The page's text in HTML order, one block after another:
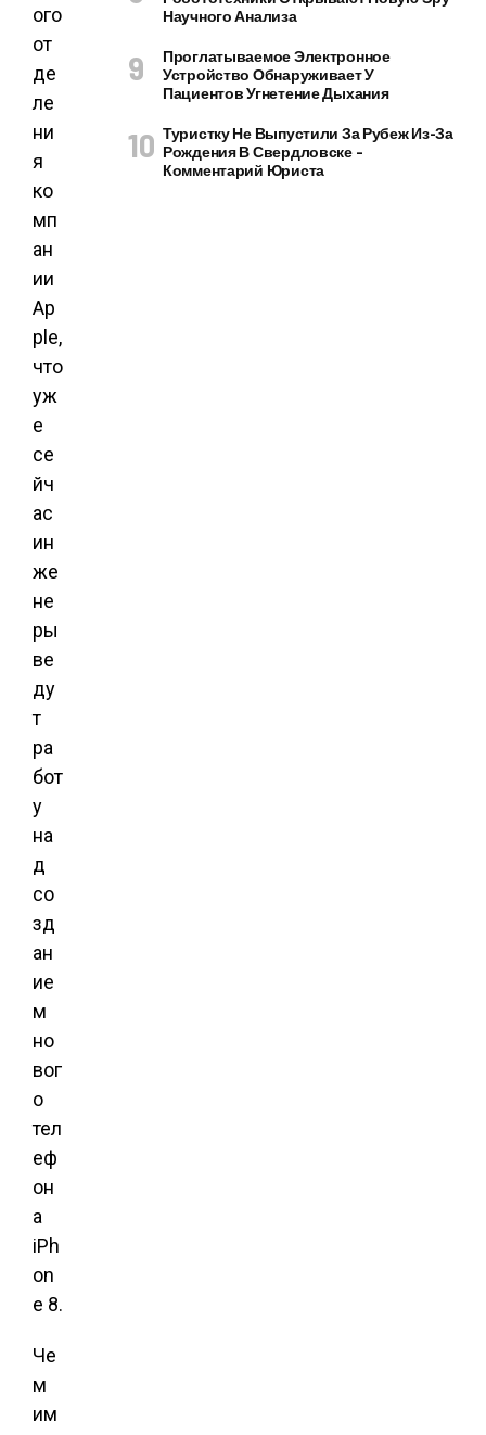
ого
от
де
ле
ни
я
ко
мп
ан
ии
Ap
ple,
что
уж
е
се
йч
ас
ин
же
не
ры
ве
ду
т
ра
бот
у
на
д
со
зд
ан
ие
м
но
вог
о
тел
еф
он
а
iPh
on
e 8.
Че
м
им
Научного Анализа
Проглатываемое Электронное
Устройство Обнаруживает У
Пациентов Угнетение Дыхания
Туристку Не Выпустили За Рубеж Из-За
Рождения В Свердловске –
Комментарий Юриста